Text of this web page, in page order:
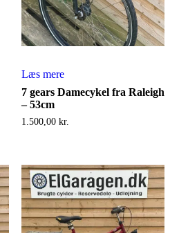
Læs mere
7 gears Damecykel fra Raleigh
– 53cm
1.500,00 kr.